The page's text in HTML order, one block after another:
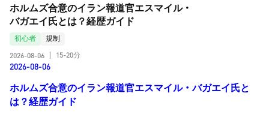
ホルムズ合意のイラン報道官エスマイル・
バガエイ氏とは？経歴ガイド
初心者
規制
2026-08-06
15-20分
2026-08-06
ホルムズ合意のイラン報道官エスマイル・バガエイ氏と
は？経歴ガイド